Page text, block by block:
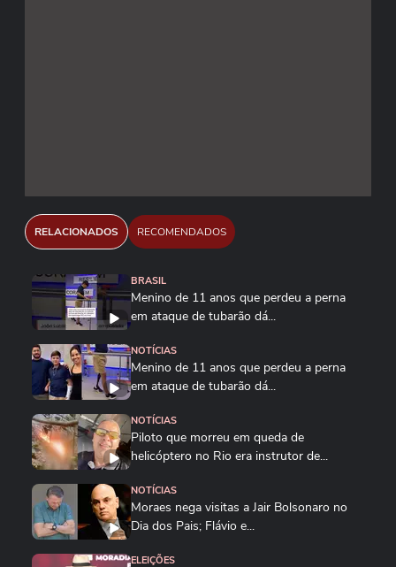
RELACIONADOS RECOMENDADOS
BRASIL
Menino de 11 anos que perdeu a perna
em ataque de tubarão dá...
NOTÍCIAS
Menino de 11 anos que perdeu a perna
em ataque de tubarão dá...
NOTÍCIAS
Piloto que morreu em queda de
helicóptero no Rio era instrutor de...
NOTÍCIAS
Moraes nega visitas a Jair Bolsonaro no
Dia dos Pais; Flávio e...
ELEIÇÕES